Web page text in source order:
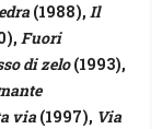
(1988),Il
Fuori
di zelo(1993),
via (1997), Via